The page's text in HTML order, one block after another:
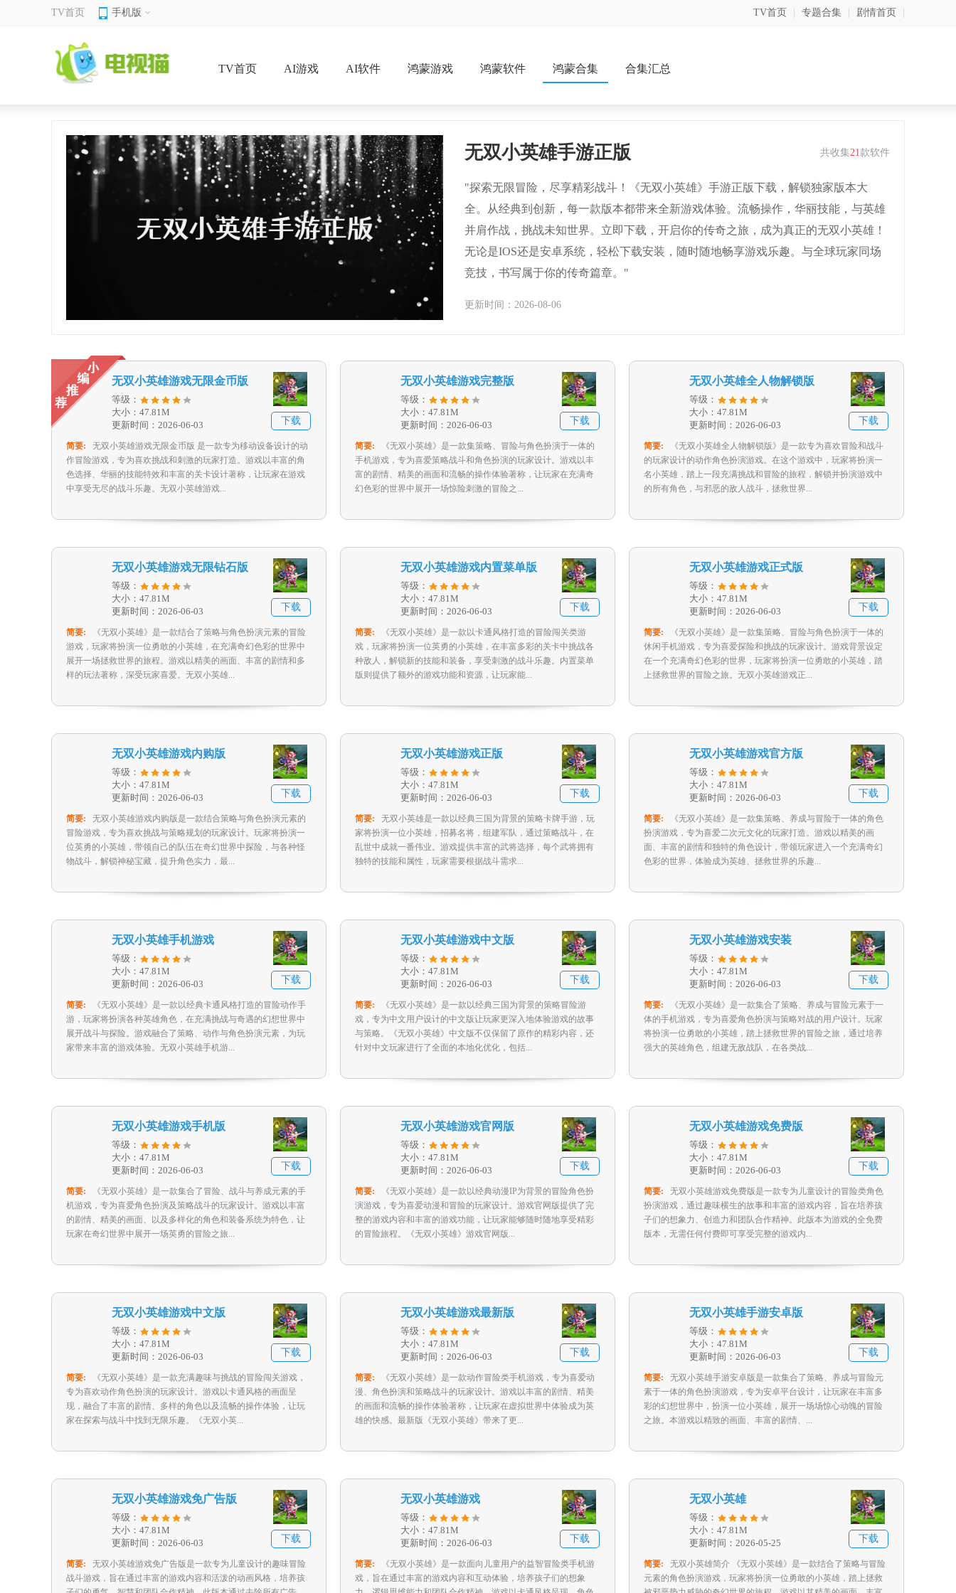
TV首页 手机版 TV首页 专题合集 剧情首页
TV首页 AI游戏 AI软件 鸿蒙游戏 鸿蒙软件 鸿蒙合集 合集汇总
共收集21款软件
无双小英雄手游正版
"探索无限冒险，尽享精彩战斗！《无双小英雄》手游正版下载，解锁独家版本大
全。从经典到创新，每一款版本都带来全新游戏体验。流畅操作，华丽技能，与英雄
并肩作战，挑战未知世界。立即下载，开启你的传奇之旅，成为真正的无双小英雄！
无论是IOS还是安卓系统，轻松下载安装，随时随地畅享游戏乐趣。与全球玩家同场
竞技，书写属于你的传奇篇章。"
更新时间：2026-08-06
无双小英雄游戏无限金币版
等级：
大小：47.81M
更新时间：2026-06-03
下载
简要:
无双小英雄游戏无限金币版 是一款专为移动设备设计的动
作冒险游戏，专为喜欢挑战和刺激的玩家打造。游戏以丰富的角
色选择、华丽的技能特效和丰富的关卡设计著称，让玩家在游戏
中享受无尽的战斗乐趣。无双小英雄游戏...
无双小英雄游戏完整版
等级：
大小：47.81M
更新时间：2026-06-03
下载
简要:
《无双小英雄》是一款集策略、冒险与角色扮演于一体的
手机游戏，专为喜爱策略战斗和角色扮演的玩家设计。游戏以丰
富的剧情、精美的画面和流畅的操作体验著称，让玩家在充满奇
幻色彩的世界中展开一场惊险刺激的冒险之...
无双小英雄全人物解锁版
等级：
大小：47.81M
更新时间：2026-06-03
下载
简要:
《无双小英雄全人物解锁版》是一款专为喜欢冒险和战斗
的玩家设计的动作角色扮演游戏。在这个游戏中，玩家将扮演一
名小英雄，踏上一段充满挑战和冒险的旅程，解锁并扮演游戏中
的所有角色，与邪恶的敌人战斗，拯救世界...
无双小英雄游戏无限钻石版
等级：
大小：47.81M
更新时间：2026-06-03
下载
简要:
《无双小英雄》是一款结合了策略与角色扮演元素的冒险
游戏，玩家将扮演一位勇敢的小英雄，在充满奇幻色彩的世界中
展开一场拯救世界的旅程。游戏以精美的画面、丰富的剧情和多
样的玩法著称，深受玩家喜爱。无双小英雄...
无双小英雄游戏内置菜单版
等级：
大小：47.81M
更新时间：2026-06-03
下载
简要:
《无双小英雄》是一款以卡通风格打造的冒险闯关类游
戏，玩家将扮演一位英勇的小英雄，在丰富多彩的关卡中挑战各
种敌人，解锁新的技能和装备，享受刺激的战斗乐趣。内置菜单
版则提供了额外的游戏功能和资源，让玩家能...
无双小英雄游戏正式版
等级：
大小：47.81M
更新时间：2026-06-03
下载
简要:
《无双小英雄》是一款集策略、冒险与角色扮演于一体的
休闲手机游戏，专为喜爱探险和挑战的玩家设计。游戏背景设定
在一个充满奇幻色彩的世界，玩家将扮演一位勇敢的小英雄，踏
上拯救世界的冒险之旅。无双小英雄游戏正...
无双小英雄游戏内购版
等级：
大小：47.81M
更新时间：2026-06-03
下载
简要:
无双小英雄游戏内购版是一款结合策略与角色扮演元素的
冒险游戏，专为喜欢挑战与策略规划的玩家设计。玩家将扮演一
位英勇的小英雄，带领自己的队伍在奇幻世界中探险，与各种怪
物战斗，解锁神秘宝藏，提升角色实力，最...
无双小英雄游戏正版
等级：
大小：47.81M
更新时间：2026-06-03
下载
简要:
无双小英雄是一款以经典三国为背景的策略卡牌手游，玩
家将扮演一位小英雄，招募名将，组建军队，通过策略战斗，在
乱世中成就一番伟业。游戏提供丰富的武将选择，每个武将拥有
独特的技能和属性，玩家需要根据战斗需求...
无双小英雄游戏官方版
等级：
大小：47.81M
更新时间：2026-06-03
下载
简要:
《无双小英雄》是一款集策略、养成与冒险于一体的角色
扮演游戏，专为喜爱二次元文化的玩家打造。游戏以精美的画
面、丰富的剧情和独特的角色设计，带领玩家进入一个充满奇幻
色彩的世界，体验成为英雄、拯救世界的乐趣...
无双小英雄手机游戏
等级：
大小：47.81M
更新时间：2026-06-03
下载
简要:
《无双小英雄》是一款以经典卡通风格打造的冒险动作手
游，玩家将扮演各种英雄角色，在充满挑战与奇遇的幻想世界中
展开战斗与探险。游戏融合了策略、动作与角色扮演元素，为玩
家带来丰富的游戏体验。无双小英雄手机游...
无双小英雄游戏中文版
等级：
大小：47.81M
更新时间：2026-06-03
下载
简要:
《无双小英雄》是一款以经典三国为背景的策略冒险游
戏，专为中文用户设计的中文版让玩家更深入地体验游戏的故事
与策略。《无双小英雄》中文版不仅保留了原作的精彩内容，还
针对中文玩家进行了全面的本地化优化，包括...
无双小英雄游戏安装
等级：
大小：47.81M
更新时间：2026-06-03
下载
简要:
《无双小英雄》是一款集合了策略、养成与冒险元素于一
体的手机游戏，专为喜爱角色扮演与策略对战的用户设计。玩家
将扮演一位勇敢的小英雄，踏上拯救世界的冒险之旅，通过培养
强大的英雄角色，组建无敌战队，在各类战...
无双小英雄游戏手机版
等级：
大小：47.81M
更新时间：2026-06-03
下载
简要:
《无双小英雄》是一款集合了冒险、战斗与养成元素的手
机游戏，专为喜爱角色扮演及策略战斗的玩家设计。游戏以丰富
的剧情、精美的画面、以及多样化的角色和装备系统为特色，让
玩家在奇幻世界中展开一场英勇的冒险之旅...
无双小英雄游戏官网版
等级：
大小：47.81M
更新时间：2026-06-03
下载
简要:
《无双小英雄》是一款以经典动漫IP为背景的冒险角色扮
演游戏，专为喜爱动漫和冒险的玩家设计。游戏官网版提供了完
整的游戏内容和丰富的游戏功能，让玩家能够随时随地享受精彩
的冒险旅程。《无双小英雄》游戏官网版...
无双小英雄游戏免费版
等级：
大小：47.81M
更新时间：2026-06-03
下载
简要:
无双小英雄游戏免费版是一款专为儿童设计的冒险类角色
扮演游戏，通过趣味横生的故事和丰富的游戏内容，旨在培养孩
子们的想象力、创造力和团队合作精神。此版本为游戏的全免费
版本，无需任何付费即可享受完整的游戏内...
无双小英雄游戏中文版
等级：
大小：47.81M
更新时间：2026-06-03
下载
简要:
《无双小英雄》是一款充满趣味与挑战的冒险闯关游戏，
专为喜欢动作角色扮演的玩家设计。游戏以卡通风格的画面呈
现，融合了丰富的剧情、多样的角色以及流畅的操作体验，让玩
家在探索与战斗中找到无限乐趣。《无双小英...
无双小英雄游戏最新版
等级：
大小：47.81M
更新时间：2026-06-03
下载
简要:
《无双小英雄》是一款动作冒险类手机游戏，专为喜爱动
漫、角色扮演和策略战斗的玩家设计。游戏以丰富的剧情、精美
的画面和流畅的操作体验著称，让玩家在虚拟世界中体验成为英
雄的快感。最新版《无双小英雄》带来了更...
无双小英雄手游安卓版
等级：
大小：47.81M
更新时间：2026-06-03
下载
简要:
无双小英雄手游安卓版是一款集合了策略、养成与冒险元
素于一体的角色扮演游戏，专为安卓平台设计，让玩家在丰富多
彩的幻想世界中，扮演一位小英雄，展开一场场惊心动魄的冒险
之旅。本游戏以精致的画面、丰富的剧情、...
无双小英雄游戏免广告版
等级：
大小：47.81M
更新时间：2026-06-03
下载
简要:
无双小英雄游戏免广告版是一款专为儿童设计的趣味冒险
战斗游戏，旨在通过丰富的游戏内容和活泼的动画风格，培养孩
无双小英雄游戏
等级：
大小：47.81M
更新时间：2026-06-03
下载
简要:
《无双小英雄》是一款面向儿童用户的益智冒险类手机游
戏，旨在通过丰富的游戏内容和互动体验，培养孩子们的想象
无双小英雄
等级：
大小：47.81M
更新时间：2026-05-25
下载
简要:
无双小英雄简介 《无双小英雄》是一款结合了策略与冒险
元素的角色扮演游戏，玩家将扮演一位勇敢的小英雄，踏上拯救